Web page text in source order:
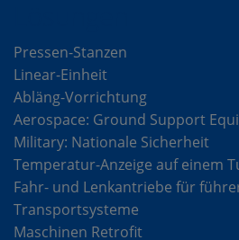
Pressen-Stanzen
Linear-Einheit
Abläng-Vorrichtung
Aerospace: Ground Support
Military: Nationale Sicherheit
Temperatur-Anzeige auf einem
Fahr- und Lenkantriebe für
Transportsysteme
Maschinen Retrofit